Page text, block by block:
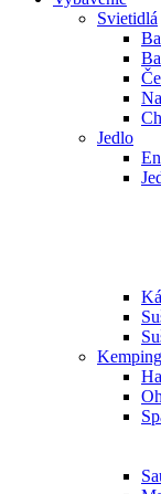
Svietidlá
Jedlo
Kemping